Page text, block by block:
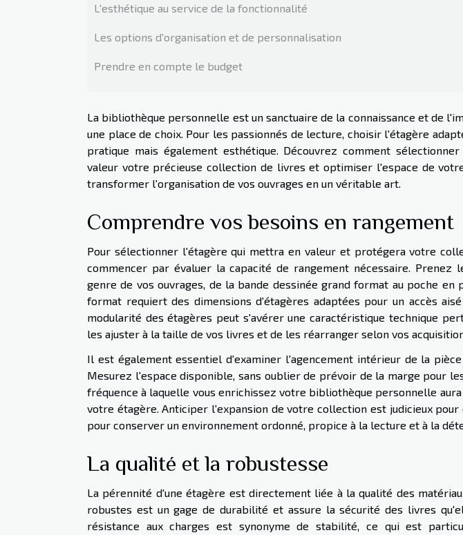
L'esthétique au service de la fonctionnalité
Les options d'organisation et de personnalisation
Prendre en compte le budget
La bibliothèque personnelle est un sanctuaire de la connaissance et de
une place de choix. Pour les passionnés de lecture, choisir l'étagère
pratique mais également esthétique. Découvrez comment
valeur votre précieuse collection de livres et optimiser l'espace de
transformer l'organisation de vos ouvrages en un véritable art.
Comprendre vos besoins en rangement
Pour sélectionner l'étagère qui mettra en valeur et protégera votre
commencer par évaluer la capacité de rangement nécessaire.
genre de vos ouvrages, de la bande dessinée grand format au poche en
format requiert des dimensions d'étagères adaptées pour un accès
modularité des étagères peut s'avérer une caractéristique technique
les ajuster à la taille de vos livres et de les réarranger selon vos
Il est également essentiel d'examiner l'agencement intérieur de la
Mesurez l'espace disponible, sans oublier de prévoir de la marge pour
fréquence à laquelle vous enrichissez votre bibliothèque personnelle
votre étagère. Anticiper l'expansion de votre collection est judicieux
pour conserver un environnement ordonné, propice à la lecture et à la
La qualité et la robustesse
La pérennité d'une étagère est directement liée à la qualité des
robustes est un gage de durabilité et assure la sécurité des livres
résistance aux charges est synonyme de stabilité, ce qui est